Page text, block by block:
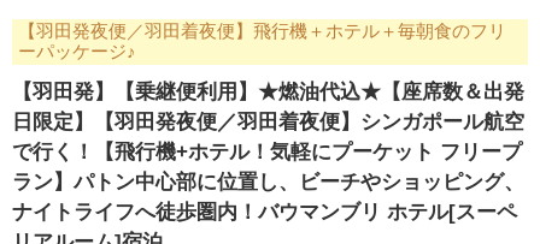
【羽田発夜便／羽田着夜便】飛行機＋ホテル＋毎朝食のフリ
ーパッケージ♪
【羽田発】【乗継便利用】★燃油代込★【座席数＆出発
日限定】【羽田発夜便／羽田着夜便】シンガポール航空
で行く！【飛行機+ホテル！気軽にプーケット フリープ
ラン】パトン中心部に位置し、ビーチやショッピング、
ナイトライフへ徒歩圏内！バウマンブリ ホテル[スーペ